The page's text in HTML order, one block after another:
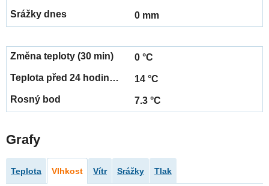
0 mm
0 °C
14 °C
7.3 °C
Grafy
Teplota Vlhkost Vítr Srážky Tlak